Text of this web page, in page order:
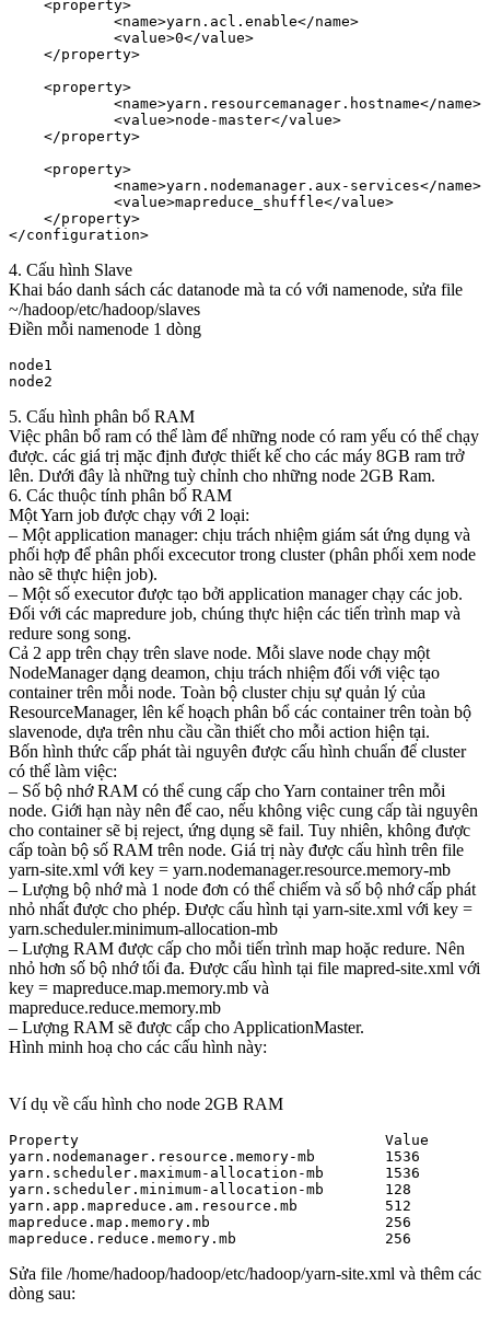
    <property>
            <name>yarn.acl.enable</name>
            <value>0</value>
    </property>
    <property>
            <name>yarn.resourcemanager.hostname</name>
            <value>node-master</value>
    </property>
    <property>
            <name>yarn.nodemanager.aux-services</name>
            <value>mapreduce_shuffle</value>
    </property>
4. Cấu hình Slave
Khai báo danh sách các datanode mà ta có với namenode, sửa file
~/hadoop/etc/hadoop/slaves
Điền mỗi namenode 1 dòng
node1
5. Cấu hình phân bổ RAM
Việc phân bổ ram có thể làm để những node có ram yếu có thể chạy
được. các giá trị mặc định được thiết kế cho các máy 8GB ram trở
lên. Dưới đây là những tuỳ chỉnh cho những node 2GB Ram.
6. Các thuộc tính phân bổ RAM
Một Yarn job được chạy với 2 loại:
– Một application manager: chịu trách nhiệm giám sát ứng dụng và
phối hợp để phân phối excecutor trong cluster (phân phối xem node
nào sẽ thực hiện job).
– Một số executor được tạo bởi application manager chạy các job.
Đối với các mapredure job, chúng thực hiện các tiến trình map và
redure song song.
Cả 2 app trên chạy trên slave node. Mỗi slave node chạy một
NodeManager dạng deamon, chịu trách nhiệm đối với việc tạo
container trên mỗi node. Toàn bộ cluster chịu sự quản lý của
ResourceManager, lên kế hoạch phân bổ các container trên toàn bộ
slavenode, dựa trên nhu cầu cần thiết cho mỗi action hiện tại.
Bốn hình thức cấp phát tài nguyên được cấu hình chuẩn để cluster
có thể làm việc:
– Số bộ nhớ RAM có thể cung cấp cho Yarn container trên mỗi
node. Giới hạn này nên để cao, nếu không việc cung cấp tài nguyên
cho container sẽ bị reject, ứng dụng sẽ fail. Tuy nhiên, không được
cấp toàn bộ số RAM trên node. Giá trị này được cấu hình trên file
yarn-site.xml với key = yarn.nodemanager.resource.memory-mb
– Lượng bộ nhớ mà 1 node đơn có thể chiếm và số bộ nhớ cấp phát
nhỏ nhất được cho phép. Được cấu hình tại yarn-site.xml với key =
yarn.scheduler.minimum-allocation-mb
– Lượng RAM được cấp cho mỗi tiến trình map hoặc redure. Nên
nhỏ hơn số bộ nhớ tối đa. Được cấu hình tại file mapred-site.xml với
key = mapreduce.map.memory.mb và
mapreduce.reduce.memory.mb
– Lượng RAM sẽ được cấp cho ApplicationMaster.
Hình minh hoạ cho các cấu hình này:
Ví dụ về cấu hình cho node 2GB RAM
Property                                   Value
yarn.nodemanager.resource.memory-mb        1536
yarn.scheduler.maximum-allocation-mb       1536
yarn.scheduler.minimum-allocation-mb       128
yarn.app.mapreduce.am.resource.mb          512
mapreduce.map.memory.mb                    256
mapreduce.reduce.memory.mb                 256
Sửa file /home/hadoop/hadoop/etc/hadoop/yarn-site.xml và thêm các
dòng sau: